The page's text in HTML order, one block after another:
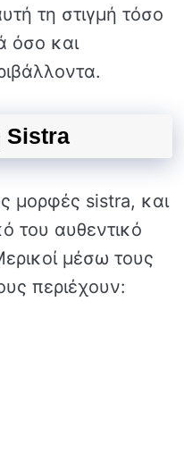
τη στιγμή τόσο
όσο και
Sistra
μορφές sistra, και
του αυθεντικό
μέσω τους
περιέχουν: